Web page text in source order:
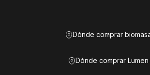
Dónde comprar
Dónde comprar Lumen